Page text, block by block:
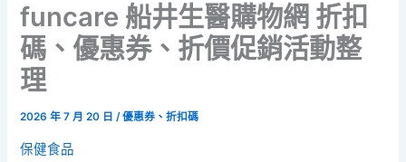
funcare 船井生醫購物網 折扣
碼、優惠券、折價促銷活動整
理
2026 年 7 月 20 日/優惠券、折扣碼
保健食品